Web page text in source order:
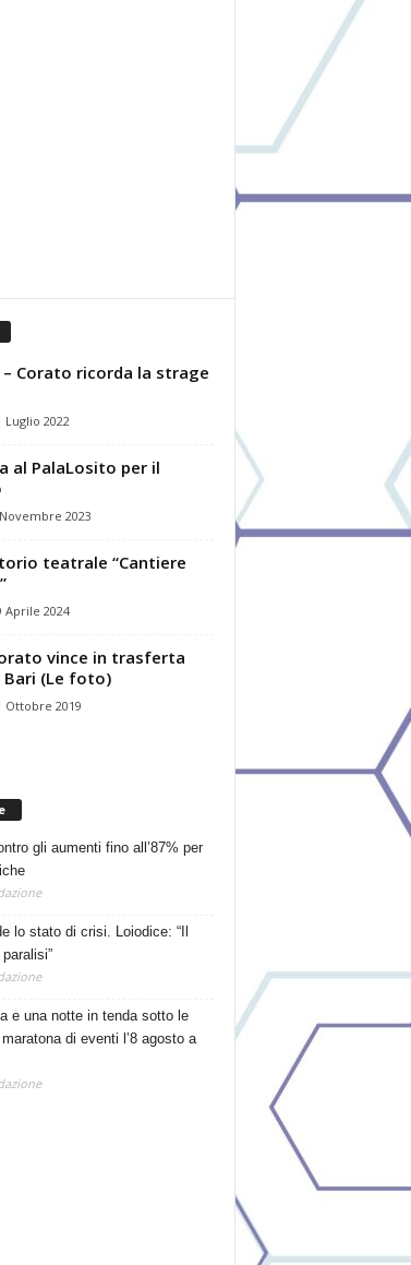
Corato ricorda la strage
Luglio 2022
al PalaLosito per il
2023
teatrale “Cantiere
Aprile 2024
vince in trasferta
Bari (Le foto)
Ottobre 2019
gli aumenti fino all’87% per
lo stato di crisi. Loiodice: “Il
e una notte in tenda sotto le
di eventi l’8 agosto a